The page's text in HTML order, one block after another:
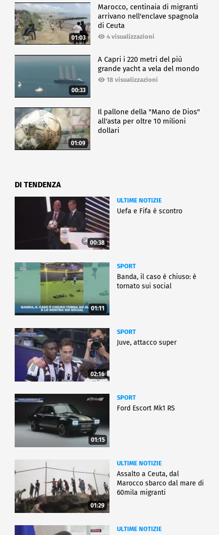
01:03
Marocco, centinaia di migranti
arrivano nell'enclave spagnola
di Ceuta
4 visualizzazioni
00:33
A Capri i 220 metri del più
grande yacht a vela del mondo
18 visualizzazioni
01:09
Il pallone della "Mano de Dios"
all'asta per oltre 10 milioni
dollari
DI TENDENZA
00:38
ULTIME NOTIZIE
Uefa e Fifa è scontro
01:11
SPORT
Banda, il caso è chiuso: è
tornato sui social
02:16
SPORT
Juve, attacco super
01:15
SPORT
Ford Escort Mk1 RS
01:29
ULTIME NOTIZIE
Assalto a Ceuta, dal
Marocco sbarco dal mare di
60mila migranti
ULTIME NOTIZIE